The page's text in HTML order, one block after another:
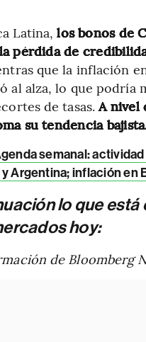
Latina,los bonos de
pérdida de
que la inflación
al alza, lo que podría
de tasas.A nivel
su tendencia
semanal:
Argentina; inflación en
lo que está
hoy:
de Bloomberg